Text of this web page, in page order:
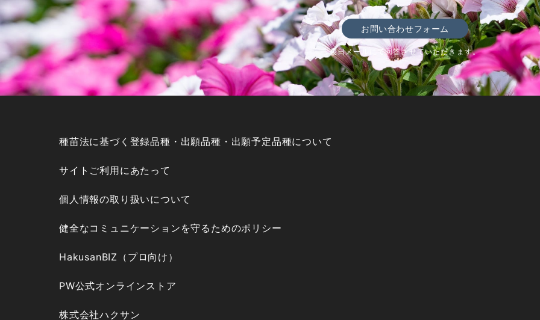
お問い合わせフォーム
後日メールにて回答させていただきます。
種苗法に基づく登録品種・出願品種・出願予定品種について
サイトご利用にあたって
個人情報の取り扱いについて
健全なコミュニケーションを守るためのポリシー
HakusanBIZ（プロ向け）
PW公式オンラインストア
株式会社ハクサン